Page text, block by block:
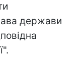
держави